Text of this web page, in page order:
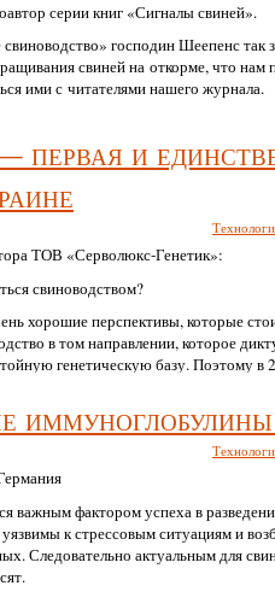
серии книг «Сигналы свиней».
господин Шеепенс так
свиней на откорме, что нам
ими с читателями нашего журнала.
первая и
ТОВ «Серволюкс-Генетик»:
свиноводством?
хорошие перспективы, которые
в том направлении, которое
генетическую базу. Поэтому в
положительное заключение и
важным фактором успеха в
к стрессовым ситуациям и
Следовательно актуальным для